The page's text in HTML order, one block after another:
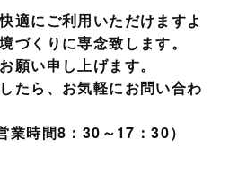
適にご利用いただけますよ
づくりに専念致します。
願い申し上げます。
たら、お気軽にお問い合わ
時間8：30～17：30）